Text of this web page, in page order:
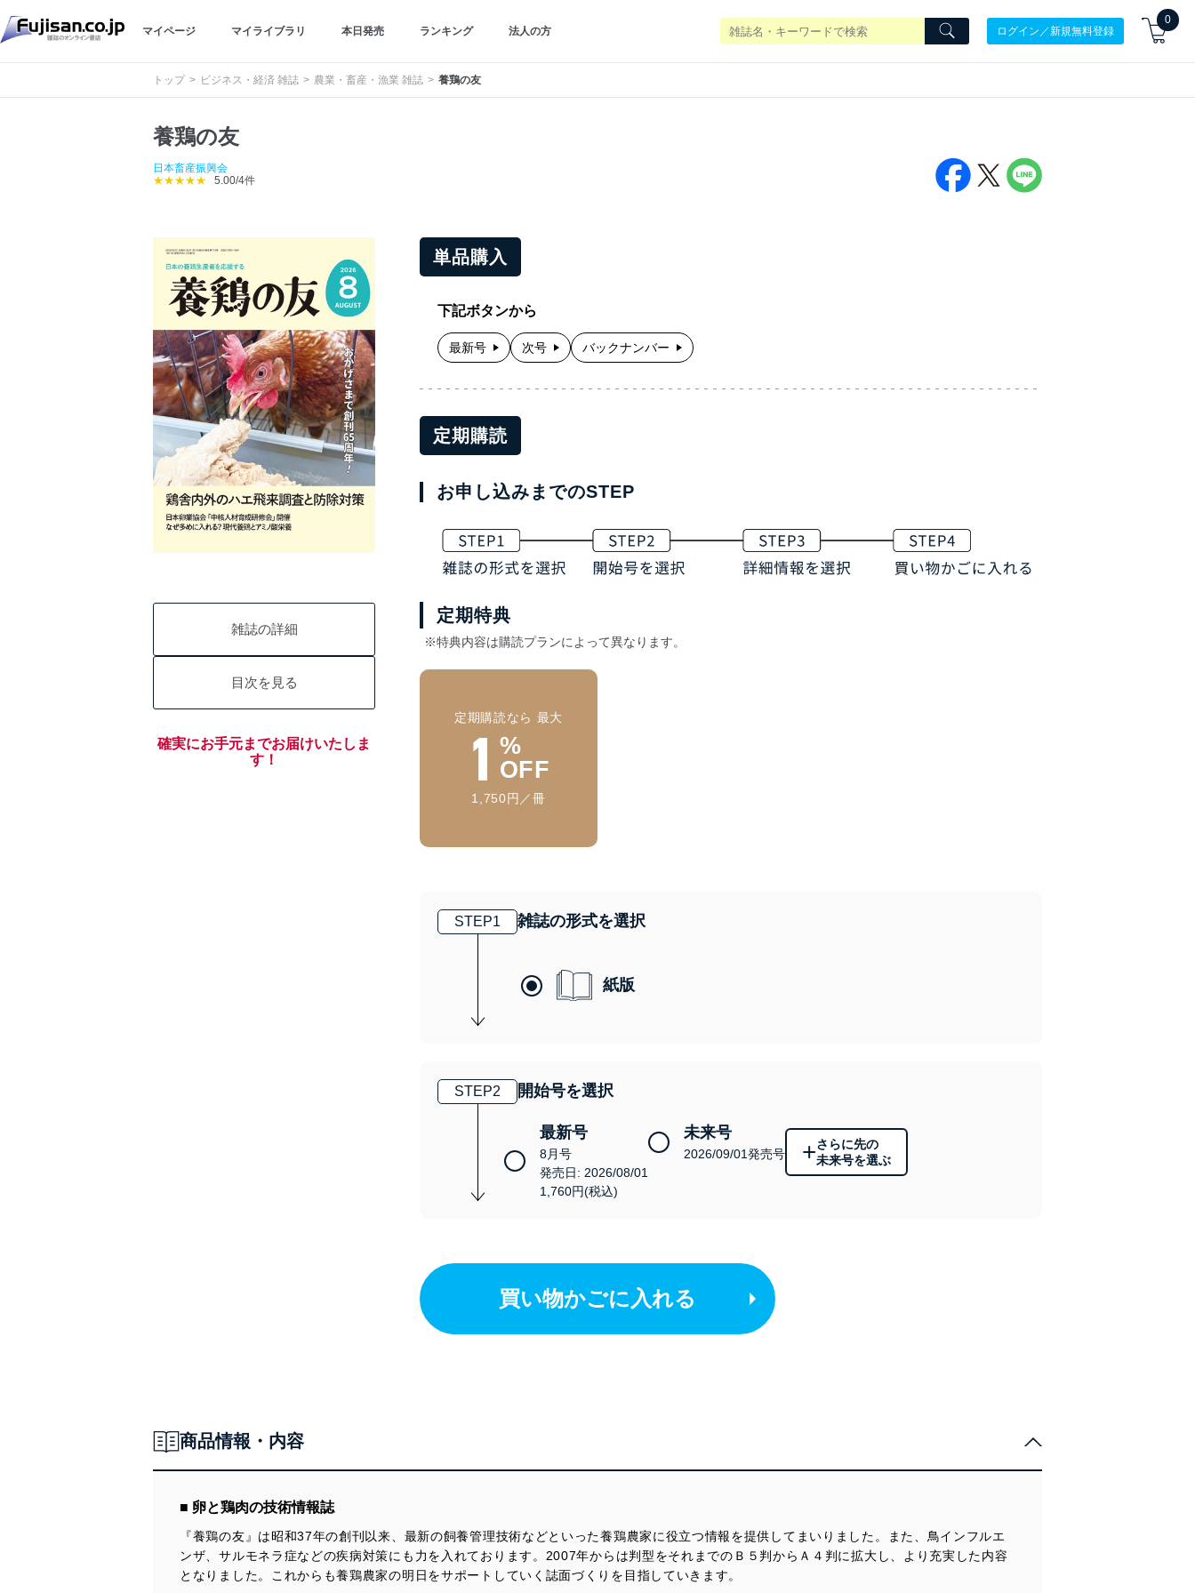
マイページ マイライブラリ 本日発売 ランキング 法人の方 ログイン／新規無料登録
0
トップ ビジネス・経済 雑誌 農業・畜産・漁業 雑誌 養鶏の友
養鶏の友
日本畜産振興会
★★★★★
5.00/4件
雑誌の詳細
目次を見る
確実にお手元までお届けいたしま
す！
単品購入
下記ボタンから
最新号 次号 バックナンバー
定期購読
お申し込みまでのSTEP
定期特典
※特典内容は購読プランによって異なります。
定期購読なら 最大
1 %
OFF
1,750円／冊
STEP1 雑誌の形式を選択
紙版
STEP2 開始号を選択
最新号
8月号
発売日: 2026/08/01
1,760円(税込)
未来号
2026/09/01発売号 +さらに先の
未来号を選ぶ
買い物かごに入れる
商品情報・内容
■ 卵と鶏肉の技術情報誌
『養鶏の友』は昭和37年の創刊以来、最新の飼養管理技術などといった養鶏農家に役立つ情報を提供してまいりました。また、鳥インフルエ
ンザ、サルモネラ症などの疾病対策にも力を入れております。2007年からは判型をそれまでのＢ５判からＡ４判に拡大し、より充実した内容
となりました。これからも養鶏農家の明日をサポートしていく誌面づくりを目指していきます。